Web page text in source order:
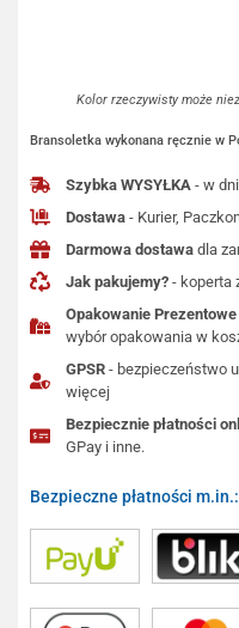
Kolor rzeczywisty może
Bransoletka wykonana ręcznie w
Szybka WYSYŁKA - w
Dostawa - Kurier,
Darmowa dostawa dla
Jak pakujemy? - koperta
Opakowanie Prezentowe
wybór opakowania w
GPSR - bezpieczeństwo
więcej
Bezpiecznie płatności
GPay i inne.
Bezpieczne płatności m.in.: